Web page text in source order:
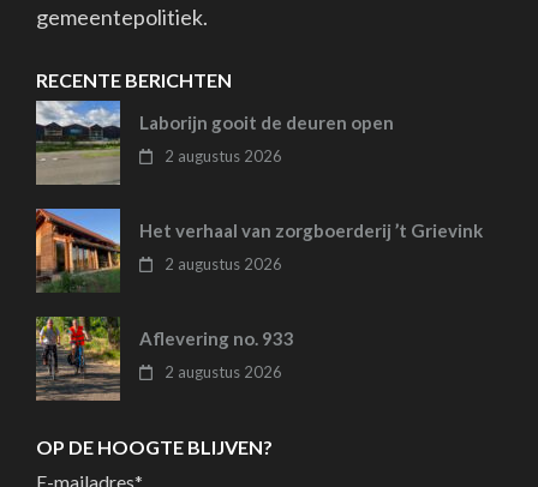
gemeentepolitiek.
RECENTE BERICHTEN
Laborijn gooit de deuren open
2 augustus 2026
Het verhaal van zorgboerderij ’t Grievink
2 augustus 2026
Aflevering no. 933
2 augustus 2026
OP DE HOOGTE BLIJVEN?
E-mailadres*